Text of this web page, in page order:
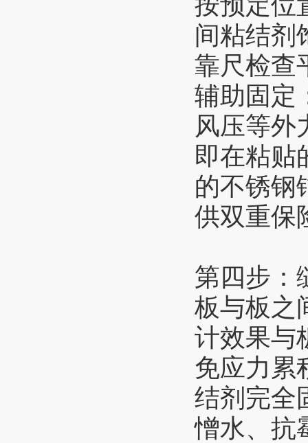
间粘结剂
靠尺检查
辅助固定
风压等外
即在粘贴
的不锈钢
供双重保
第四步：
板与板之
计效果与
免应力累
结剂完全
憎水、抗